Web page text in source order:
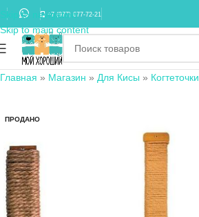
Skip to navigation
Skip to main content
+7 (977) 677-72-21
Главная » Магазин » Для Кисы » Когтеточки
ПРОДАНО